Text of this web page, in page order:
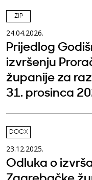
ZIP
24.04.2026.
Prijedlog
izvršenju
županije za
31. prosinca
DOCX
23.12.2025.
Odluka o